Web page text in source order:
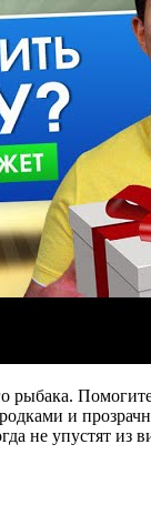
рыбака.
и
не упустят